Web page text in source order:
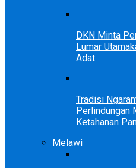
DKN Minta
Lumar
Adat
Tradisi
Perlindungan
Ketahanan
Melawi